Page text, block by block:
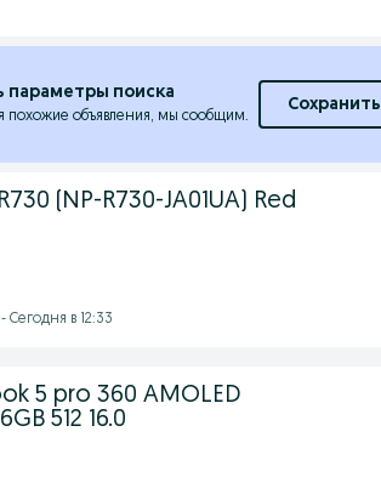
параметры поиска
похожие объявления, мы сообщим.
Сохранить
(NP-R730-JA01UA) Red
Сегодня в 12:33
5 pro 360 AMOLED
512 16.0